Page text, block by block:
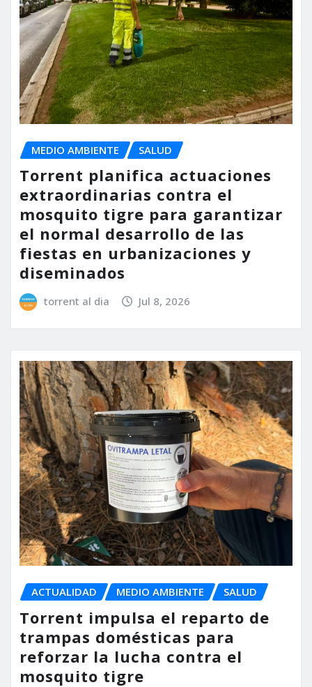
MEDIO AMBIENTE SALUD
Torrent planifica actuaciones
extraordinarias contra el
mosquito tigre para garantizar
el normal desarrollo de las
fiestas en urbanizaciones y
diseminados
torrent al dia Jul 8, 2026
ACTUALIDAD MEDIO AMBIENTE SALUD
Torrent impulsa el reparto de
trampas domésticas para
reforzar la lucha contra el
mosquito tigre